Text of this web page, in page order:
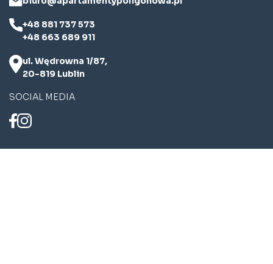
+48 881 737 573
+48 663 689 911
ul. Wędrowna 1/87,
20-819 Lublin
SOCIAL MEDIA